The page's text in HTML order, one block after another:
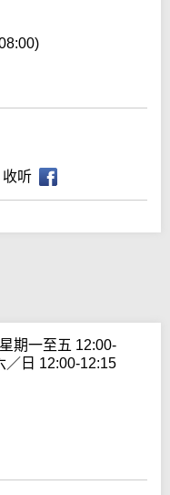
收听
期一至五 12:00-
／日 12:00-12:15